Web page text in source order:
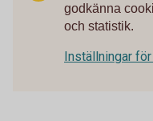
godkänna
och statistik.
Inställningar